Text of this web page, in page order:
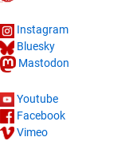
Instagram
Bluesky
Mastodon
Youtube
Facebook
Vimeo